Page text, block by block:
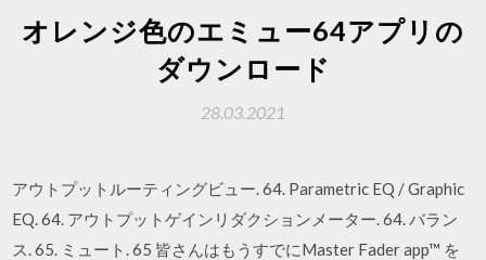
オレンジ色のエミュー64アプリの
ダウンロード
28.03.2021
アウトプットルーティングビュー. 64. Parametric EQ / Graphic
EQ. 64. アウトプットゲインリダクションメーター. 64. バラン
ス. 65. ミュート. 65 皆さんはもうすでにMaster Fader app™ を